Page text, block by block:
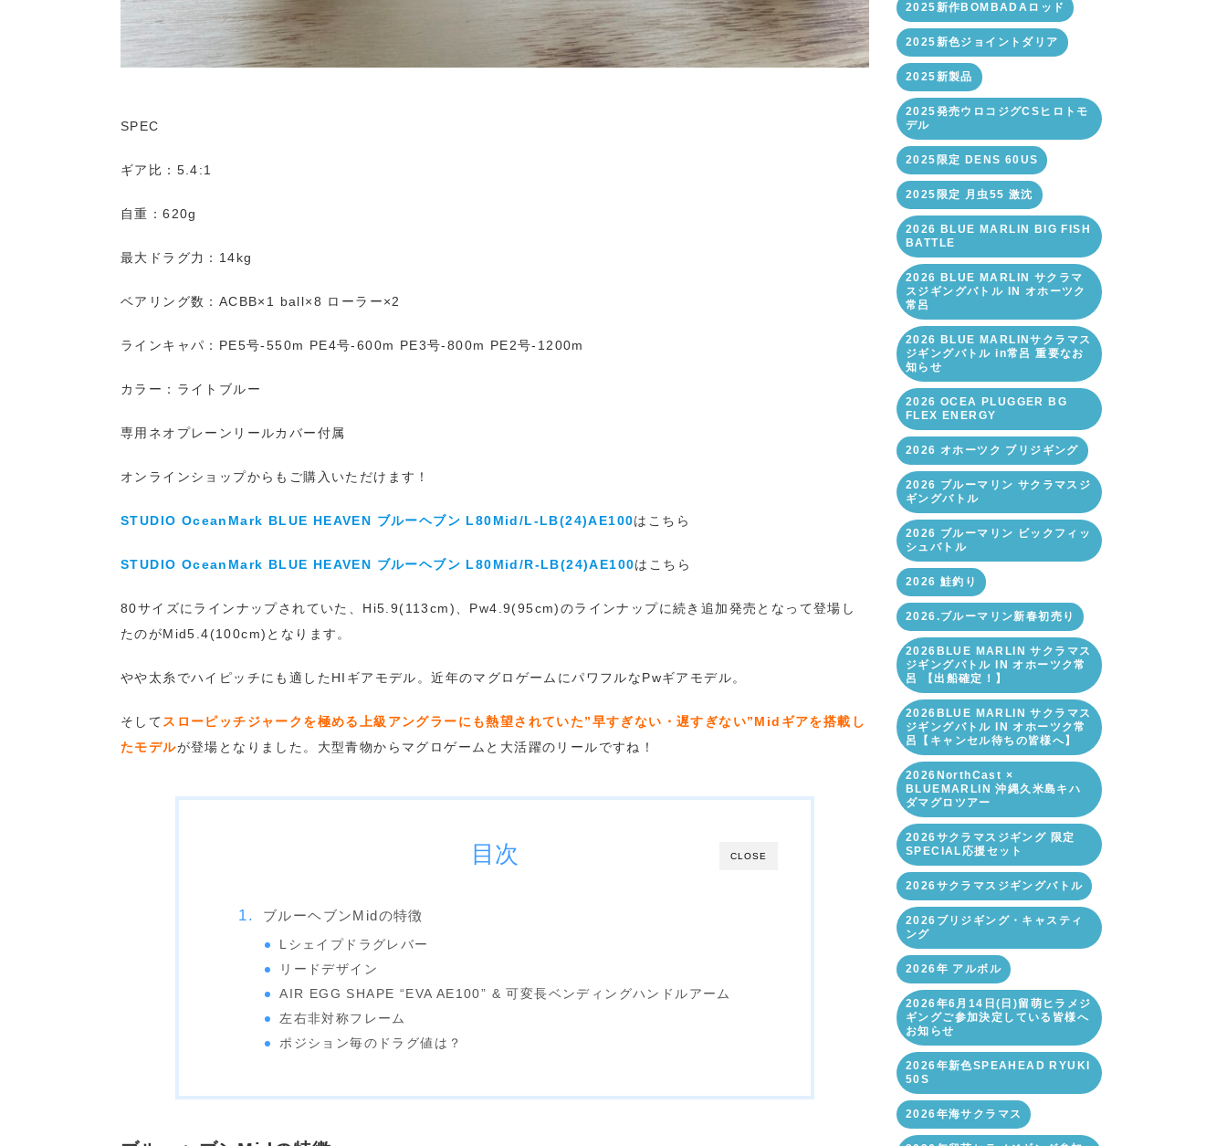
SPEC
ギア比：5.4:1
自重：620g
最大ドラグ力：14kg
ベアリング数：ACBB×1 ball×8 ローラー×2
ラインキャパ：PE5号-550m PE4号-600m PE3号-800m PE2号-1200m
カラー：ライトブルー
専用ネオプレーンリールカバー付属
オンラインショップからもご購入いただけます！
STUDIO OceanMark BLUE HEAVEN ブルーヘブン L80Mid/L-LB(24)AE100はこちら
STUDIO OceanMark BLUE HEAVEN ブルーヘブン L80Mid/R-LB(24)AE100はこちら
80サイズにラインナップされていた、Hi5.9(113cm)、Pw4.9(95cm)のラインナップに続き追加発売となって登場し
たのがMid5.4(100cm)となります。
やや太糸でハイピッチにも適したHIギアモデル。近年のマグロゲームにパワフルなPwギアモデル。
そして スローピッチジャークを極める上級アングラーにも熱望されていた”早すぎない・遅すぎない”Midギアを搭載し
たモデルが登場となりました。大型青物からマグロゲームと大活躍のリールですね！
CLOSE
目次
ブルーヘブンMidの特徴
Lシェイプドラグレバー
リードデザイン
AIR EGG SHAPE “EVA AE100” & 可変長ベンディングハンドルアーム
左右非対称フレーム
ポジション毎のドラグ値は？
2025新作BOMBADAロッド
2025新色ジョイントダリア
2025新製品
2025発売ウロコジグCSヒロトモ
デル
2025限定 DENS 60US
2025限定 月虫55 激沈
2026 BLUE MARLIN BIG FISH
BATTLE
2026 BLUE MARLIN サクラマ
スジギングバトル IN オホーツク
常呂
2026 BLUE MARLINサクラマス
ジギングバトル in常呂 重要なお
知らせ
2026 OCEA PLUGGER BG
FLEX ENERGY
2026 オホーツク ブリジギング
2026 ブルーマリン サクラマスジ
ギングバトル
2026 ブルーマリン ビックフィッ
シュバトル
2026 鮭釣り
2026.ブルーマリン新春初売り
2026BLUE MARLIN サクラマス
ジギングバトル IN オホーツク常
呂 【出船確定！】
2026BLUE MARLIN サクラマス
ジギングバトル IN オホーツク常
呂【キャンセル待ちの皆様へ】
2026NorthCast ×
BLUEMARLIN 沖縄久米島キハ
ダマグロツアー
2026サクラマスジギング 限定
SPECIAL応援セット
2026サクラマスジギングバトル
2026ブリジギング・キャスティ
ング
2026年 アルボル
2026年6月14日(日)留萌ヒラメジ
ギングご参加決定している皆様へ
お知らせ
2026年新色SPEAHEAD RYUKI
50S
2026年海サクラマス